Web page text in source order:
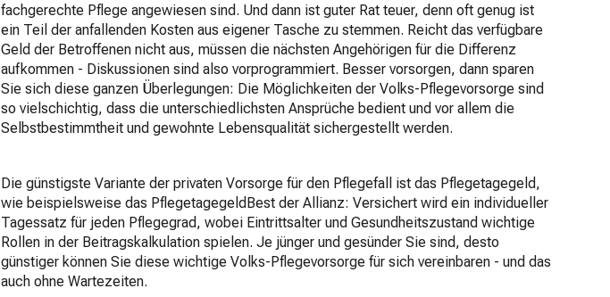
fachgerechte Pflege angewiesen sind. Und dann ist guter Rat teuer, denn oft genug ist
ein Teil der anfallenden Kosten aus eigener Tasche zu stemmen. Reicht das verfügbare
Geld der Betroffenen nicht aus, müssen die nächsten Angehörigen für die Differenz
aufkommen - Diskussionen sind also vorprogrammiert. Besser vorsorgen, dann sparen
Sie sich diese ganzen Überlegungen: Die Möglichkeiten der Volks-Pflegevorsorge sind
so vielschichtig, dass die unterschiedlichsten Ansprüche bedient und vor allem die
Selbstbestimmtheit und gewohnte Lebensqualität sichergestellt werden.
Die günstigste Variante der privaten Vorsorge für den Pflegefall ist das Pflegetagegeld,
wie beispielsweise das PflegetagegeldBest der Allianz: Versichert wird ein individueller
Tagessatz für jeden Pflegegrad, wobei Eintrittsalter und Gesundheitszustand wichtige
Rollen in der Beitragskalkulation spielen. Je jünger und gesünder Sie sind, desto
günstiger können Sie diese wichtige Volks-Pflegevorsorge für sich vereinbaren - und das
auch ohne Wartezeiten.